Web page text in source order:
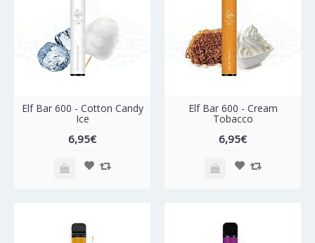
Elf Bar 600 - Cotton Candy
Ice
6,95€
Elf Bar 600 - Cream
Tobacco
6,95€